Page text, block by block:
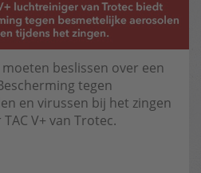
beslissen over een
tegen
en virussen bij het zingen
V+ van Trotec.